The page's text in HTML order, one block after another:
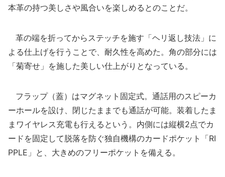
本革の持つ美しさや風合いを楽しめるとのことだ。
革の端を折ってからステッチを施す「ヘリ返し技法」に
よる仕上げを行うことで、耐久性を高めた。角の部分には
「菊寄せ」を施した美しい仕上がりとなっている。
フラップ（蓋）はマグネット固定式。通話用のスピーカ
ーホールを設け、閉じたままでも通話が可能。装着したま
まワイヤレス充電も行えるという。内側には縦横2点でカ
ードを固定して脱落を防ぐ独自機構のカードポケット「RI
PPLE」と、大きめのフリーポケットを備える。